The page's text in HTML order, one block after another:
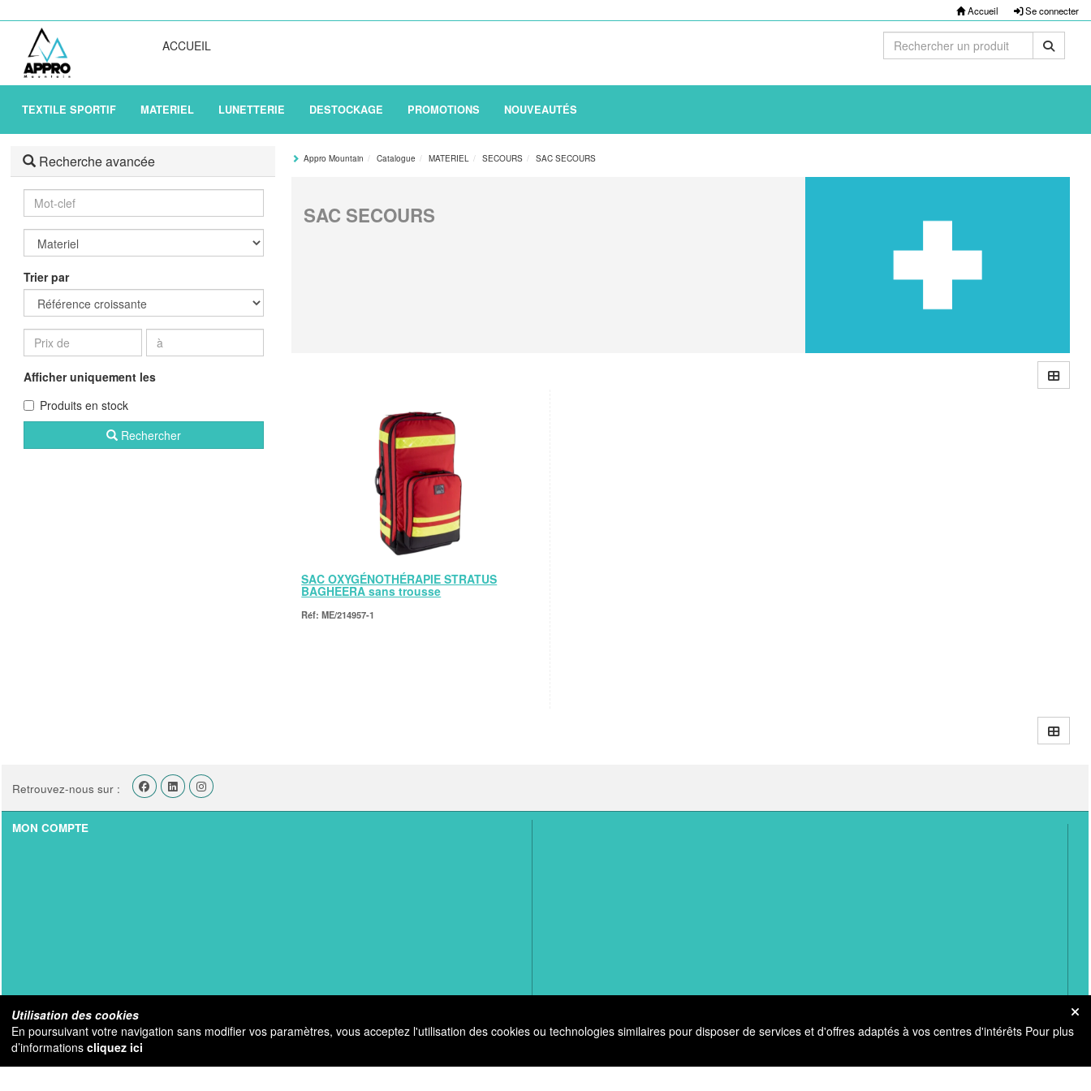
Accueil Se connecter
ACCUEIL
TEXTILE SPORTIF MATERIEL LUNETTERIE DESTOCKAGE PROMOTIONS NOUVEAUTÉS
Appro Mountain Catalogue MATERIEL SECOURS SAC SECOURS
SAC SECOURS
SAC OXYGÉNOTHÉRAPIE STRATUS
BAGHEERA sans trousse
ME/214957-1
Recherche avancée
Mot-clef
Trier par
Prix de
Afficher uniquement les
Produits en stock
Rechercher
Retrouvez-nous sur :
MON COMPTE
Utilisation des cookies
En poursuivant votre navigation sans modifier vos paramètres, vous acceptez l'utilisation des cookies ou technologies similaires pour disposer de services et d'offres adaptés à vos centres d'intérêts Pour plus
d’informations cliquez ici